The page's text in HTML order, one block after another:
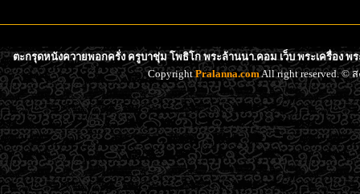
ตะกรุดหนังควายพอกครั่ง ครูบาชุ่ม โพ​ธิโก พระล้านนา.คอม เว็บ พระเครื่อง
CopyrightPralanna.comAll right reserved. ©